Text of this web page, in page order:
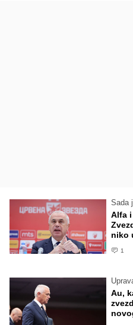
Sada
Alfa
niko
1
Au,